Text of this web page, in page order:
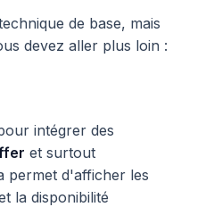
de base, mais
devez aller plus loin :
intégrer des
et surtout
permet d'afficher les
la disponibilité